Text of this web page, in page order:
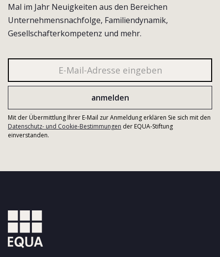
Mal im Jahr Neuigkeiten aus den Bereichen
Unternehmensnachfolge, Familiendynamik,
Gesellschafterkompetenz und mehr.
Mit der Übermittlung Ihrer E-Mail zur Anmeldung erklären Sie sich mit den
Datenschutz- und Cookie-Bestimmungen der EQUA-Stiftung
einverstanden.